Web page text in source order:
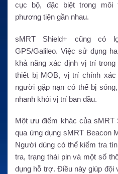
cục bộ, đặc biệt trong môi
phương tiện gần nhau.
sMRT Shield+ cũng có
GPS/Galileo. Việc sử dụng
khả năng xác định vị trí
thiết bị MOB, vị trí chính
người gặp nạn có thể bị
nhanh khỏi vị trí ban đầu.
Một ưu điểm khác của sMRT
qua ứng dụng sMRT Beacon
Người dùng có thể kiểm tra
tra, trạng thái pin và một số
dụng hỗ trợ. Điều này giúp đội